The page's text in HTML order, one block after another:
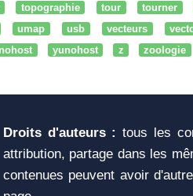
topographie tour tourner
umap usb vecteurs
yunohost z zoologie
Droits d'auteurs : tous les
attribution, partage dans les
contenues peuvent avoir